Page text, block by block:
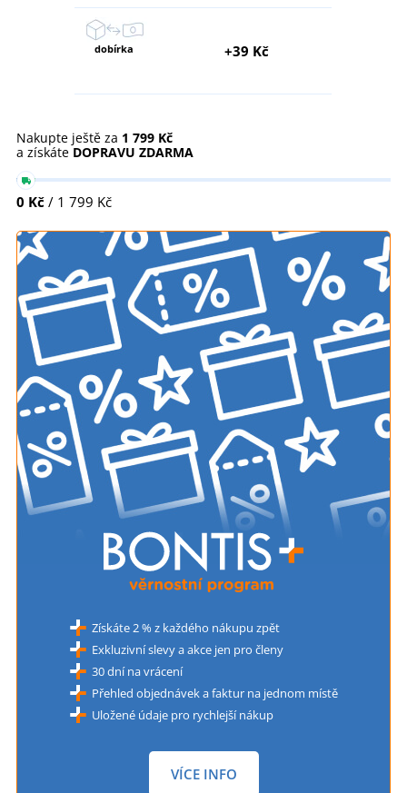
dobírka +39 Kč
Nakupte ještě za 1 799 Kč
a získáte DOPRAVU ZDARMA
0 Kč / 1 799 Kč
Získáte 2 % z každého nákupu zpět
Exkluzivní slevy a akce jen pro členy
30 dní na vrácení
Přehled objednávek a faktur na jednom místě
Uložené údaje pro rychlejší nákup
VÍCE INFO